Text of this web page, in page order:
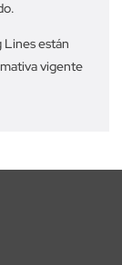
Lines están
vigente